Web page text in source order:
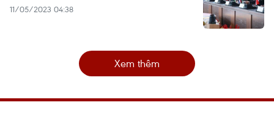
11/05/2023 04:38
Xem thêm